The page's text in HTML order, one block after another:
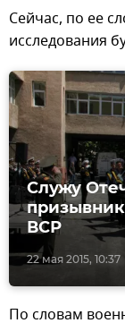
Сейчас, по ее
исследования
22 мая 2015, 10:37
Служу
ВСР
По словам